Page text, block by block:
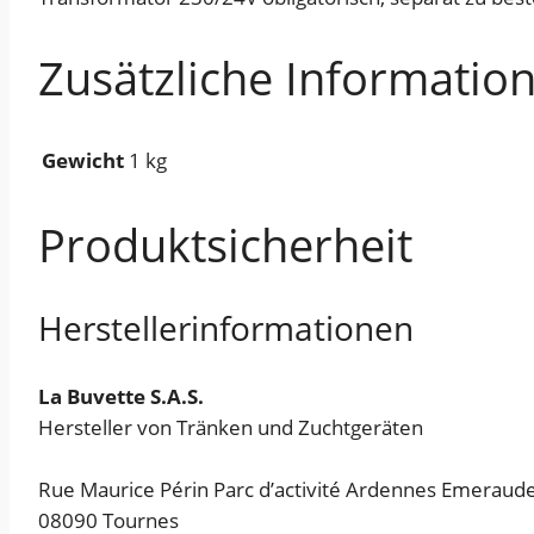
Zusätzliche Information
Gewicht 1 kg
Produktsicherheit
Herstellerinformationen
La Buvette S.A.S.
Hersteller von Tränken und Zuchtgeräten
Rue Maurice Périn Parc d’activité Ardennes
08090 Tournes